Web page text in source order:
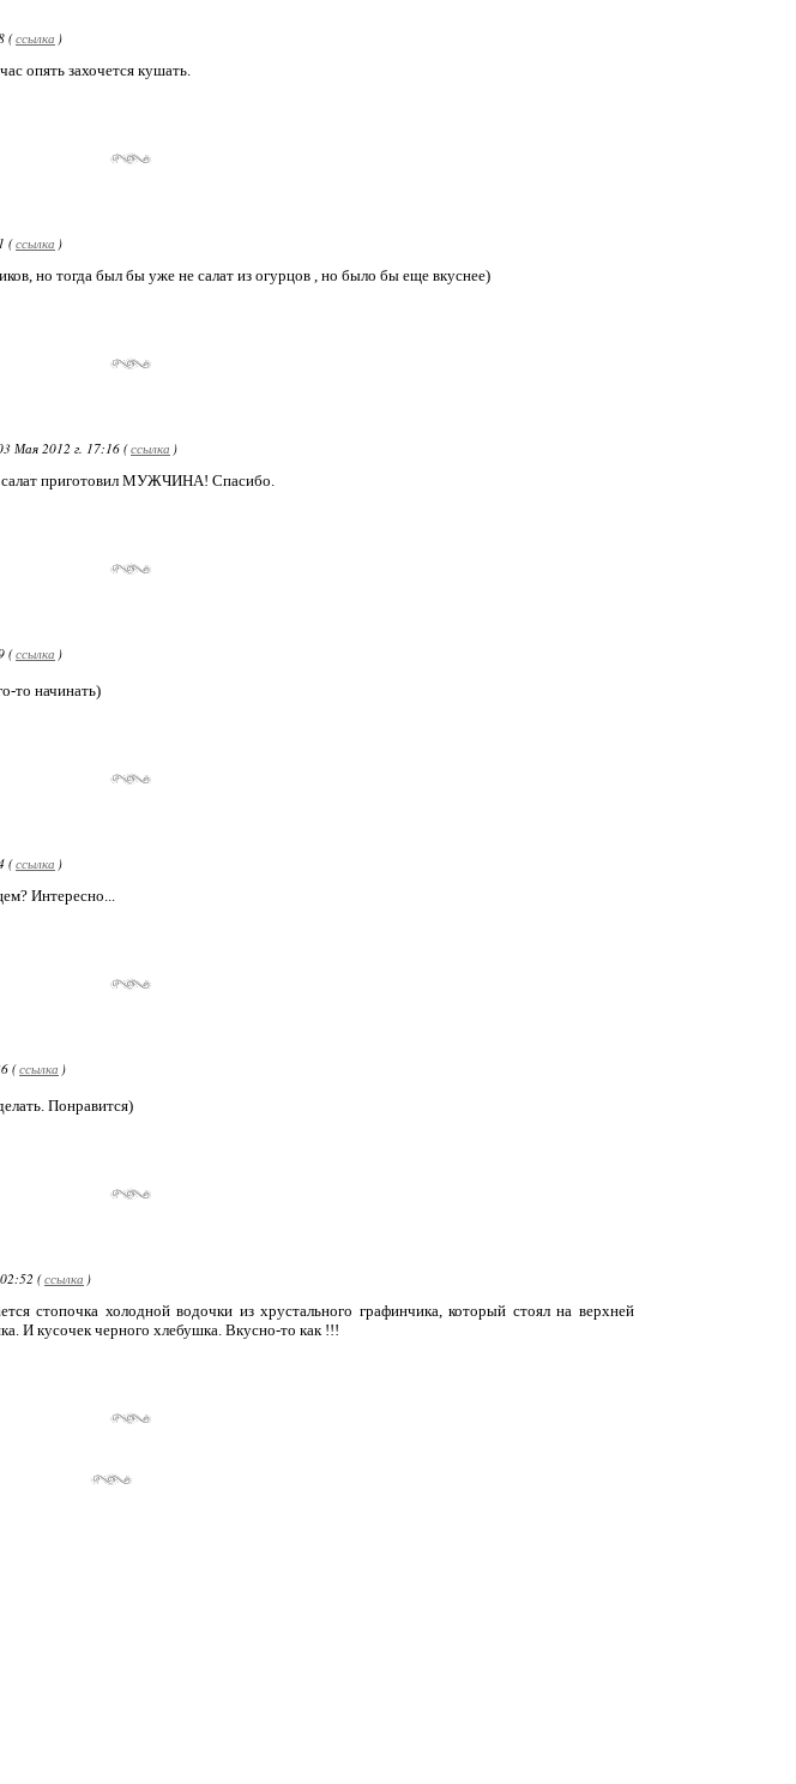
(ссылка )
опять захочется кушать.
(ссылка )
но тогда был бы уже не салат из огурцов , но было бы еще вкуснее)
Мая 2012 г. 17:16 (ссылка )
салат приготовил МУЖЧИНА! Спасибо.
(ссылка )
то начинать)
(ссылка )
Интересно...
(ссылка )
Понравится)
(ссылка )
стопочка холодной водочки из хрустального графинчика, который стоял на верхней
И кусочек черного хлебушка. Вкусно-то как !!!